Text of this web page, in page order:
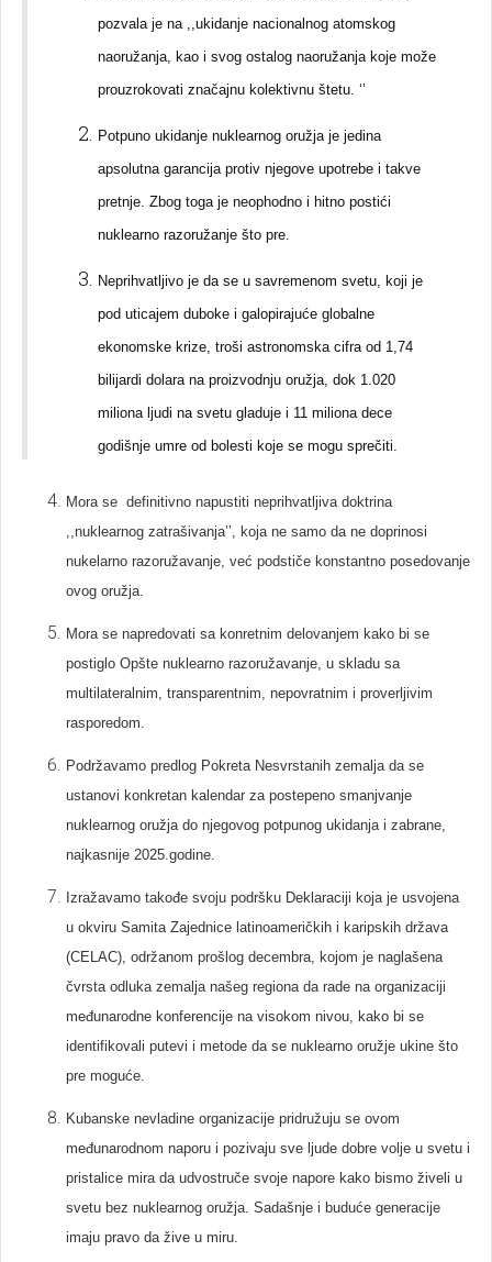
pozvala je na ,,ukidanje nacionalnog atomskog
naoružanja, kao i svog ostalog naoružanja koje može
prouzrokovati značajnu kolektivnu štetu. ‘’
Potpuno ukidanje nuklearnog oružja je jedina
apsolutna garancija protiv njegove upotrebe i takve
pretnje. Zbog toga je neophodno i hitno postići
nuklearno razoružanje što pre.
Neprihvatljivo je da se u savremenom svetu, koji je
pod uticajem duboke i galopirajuće globalne
ekonomske krize, troši astronomska cifra od 1,74
bilijardi dolara na proizvodnju oružja, dok 1.020
miliona ljudi na svetu gladuje i 11 miliona dece
godišnje umre od bolesti koje se mogu sprečiti.
Mora se definitivno napustiti neprihvatljiva doktrina
,,nuklearnog zatrašivanja’’, koja ne samo da ne doprinosi
nukelarno razoružavanje, već podstiče konstantno posedovanje
ovog oružja.
Mora se napredovati sa konretnim delovanjem kako bi se
postiglo Opšte nuklearno razoružavanje, u skladu sa
multilateralnim, transparentnim, nepovratnim i proverljivim
rasporedom.
Podržavamo predlog Pokreta Nesvrstanih zemalja da se
ustanovi konkretan kalendar za postepeno smanjvanje
nuklearnog oružja do njegovog potpunog ukidanja i zabrane,
najkasnije 2025.godine.
Izražavamo takođe svoju podršku Deklaraciji koja je usvojena
u okviru Samita Zajednice latinoameričkih i karipskih država
(CELAC), održanom prošlog decembra, kojom je naglašena
čvrsta odluka zemalja našeg regiona da rade na organizaciji
međunarodne konferencije na visokom nivou, kako bi se
identifikovali putevi i metode da se nuklearno oružje ukine što
pre moguće.
Kubanske nevladine organizacije pridružuju se ovom
međunarodnom naporu i pozivaju sve ljude dobre volje u svetu i
pristalice mira da udvostruče svoje napore kako bismo živeli u
svetu bez nuklearnog oružja. Sadašnje i buduće generacije
imaju pravo da žive u miru.